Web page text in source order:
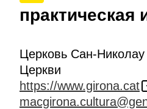
Церковь Сан-Николау
Церкви
https://www.girona.cat